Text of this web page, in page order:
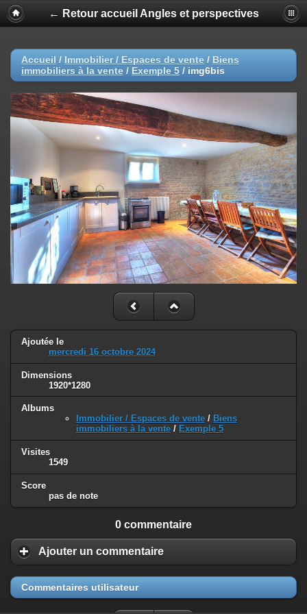
← Retour accueil Angles et perspectives
Accueil / Immobilier / Espaces de vente / Biens
immobiliers à la vente / Exemple 5 / img6bis
Ajoutée le
mercredi 16 octobre 2024
Dimensions
1920*1280
Albums
Immobilier / Espaces de vente / Biens
immobiliers à la vente / Exemple 5
Visites
1549
Score
pas de note
0 commentaire
Ajouter un commentaire
Commentaires utilisateur